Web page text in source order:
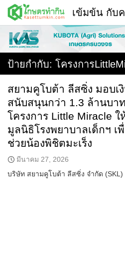
Skip
content
พืช
หน้าแรก
แวดวงเกษตร
ใคร ทำอะไร ที่ไหน
สถานีข่าววันนี้
เข้มข้น กับ
ป้ายกำกับ: โครงการ
สยามคูโบต้า ลีสซิ่ง มอบเ
สนับสนุนกว่า 1.3 ล้านบา
โครงการ Little Miracle ใ
มูลนิธิโรงพยาบาลเด็กฯ เ
ช่วยน้องพิชิตมะเร็ง
มีนาคม 27, 2026
บริษัท สยามคูโบต้า ลีสซิ่ง จำกัด